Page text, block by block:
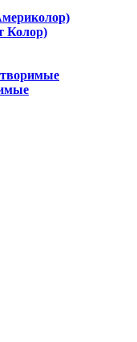
Колор)